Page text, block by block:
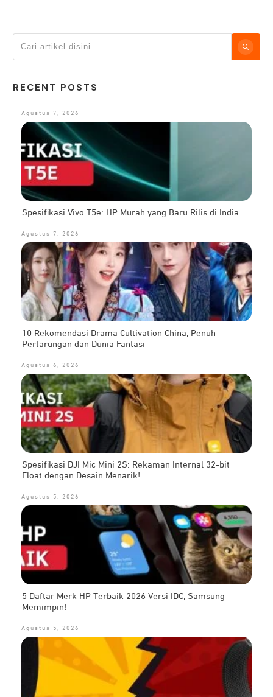
RECENT POSTS
Agustus 7, 2026
Spesifikasi Vivo T5e: HP Murah yang Baru Rilis di India
Agustus 7, 2026
10 Rekomendasi Drama Cultivation China, Penuh
Pertarungan dan Dunia Fantasi
Agustus 6, 2026
Spesifikasi DJI Mic Mini 2S: Rekaman Internal 32-bit
Float dengan Desain Menarik!
Agustus 5, 2026
5 Daftar Merk HP Terbaik 2026 Versi IDC, Samsung
Memimpin!
Agustus 5, 2026